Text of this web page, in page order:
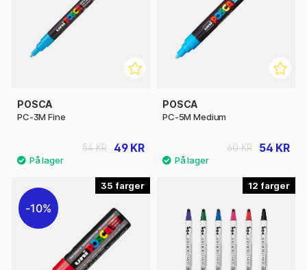
POSCA
PC-3M Fine
49 KR
54 KR
POSCA
PC-5M Medium
54 KR
60 KR
35
10%
12